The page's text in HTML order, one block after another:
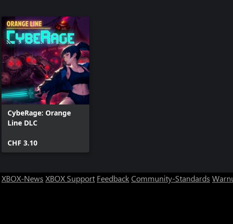
CybeRage: Orange
Line DLC
CHF 3.10
XBOX-News XBOX Support FeedbackCommunity-Standards